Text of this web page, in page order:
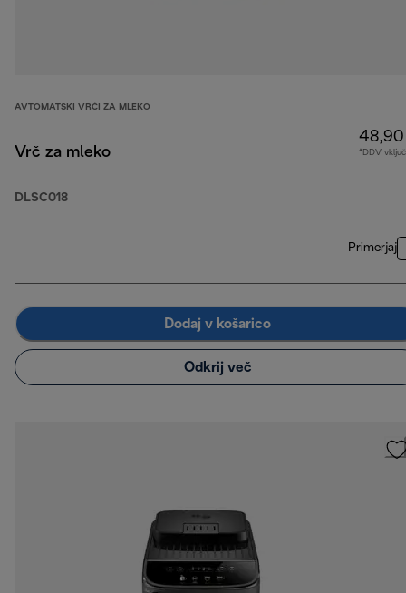
AVTOMATSKI VRČI ZA MLEKO
Vrč za mleko
DLSC018
*DDV
Primerjaj
Dodaj v košarico
Odkrij več